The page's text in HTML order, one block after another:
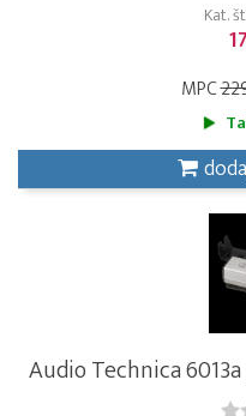
Kat.
MPC
Audio Technica